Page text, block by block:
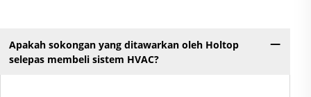
Apakah sokongan yang ditawarkan oleh Holtop
selepas membeli sistem HVAC?